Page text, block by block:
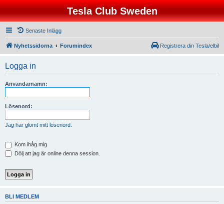
Tesla Club Sweden
Senaste Inlägg
Nyhetssidorna Forumindex Registrera din Tesla/elbil
Logga in
Användarnamn:
Lösenord:
Jag har glömt mitt lösenord.
Kom ihåg mig
Dölj att jag är online denna session.
BLI MEDLEM